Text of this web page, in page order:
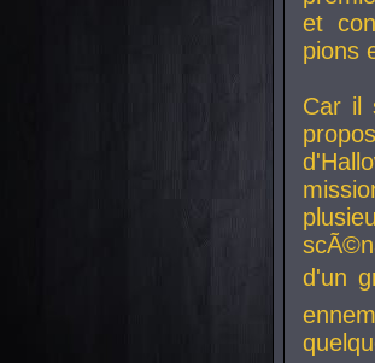
et
pions
Car il
d'un